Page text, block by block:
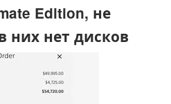
Edition, не
них нет дисков